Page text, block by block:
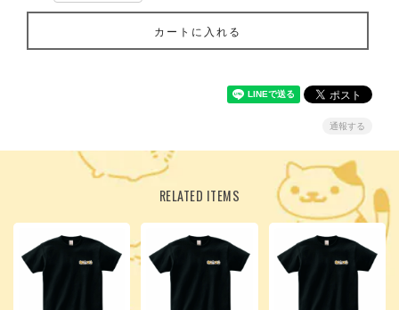
カートに入れる
通報する
RELATED ITEMS